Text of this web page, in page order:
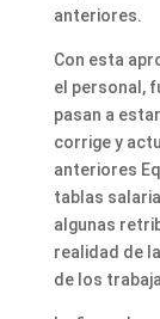
anteriores.
Con esta
el personal,
pasan a
corrige y
anteriores
tablas
algunas
realidad de
de los